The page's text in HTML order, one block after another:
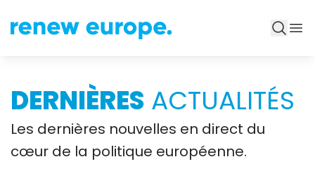
DERNIÈRES ACTUALITÉS
Les dernières nouvelles en direct du
cœur de la politique européenne.